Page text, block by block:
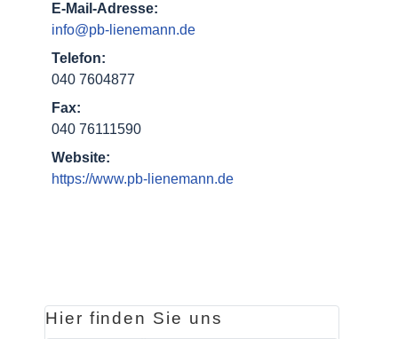
E-Mail-Adresse:
info@pb-lienemann.de
Telefon:
040 7604877
Fax:
040 76111590
Website:
https://www.pb-lienemann.de
Hier finden Sie uns